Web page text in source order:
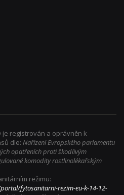
je registrován a oprávněn k
dle: Nařízení Evropského parlamentu
opatřeních proti škodlivým
komodity rostlinolékařským
režimu:
fytosanitarni-rezim-eu-k-14-12-